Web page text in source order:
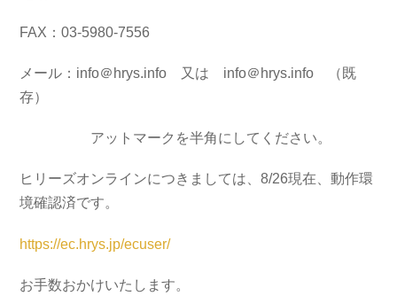
FAX：03-5980-7556
メール：info＠hrys.info 又は info＠hrys.info （既
存）
アットマークを半角にしてください。
ヒリーズオンラインにつきましては、8/26現在、動作環
境確認済です。
https://ec.hrys.jp/ecuser/
お手数おかけいたします。